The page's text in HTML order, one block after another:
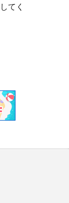
してく